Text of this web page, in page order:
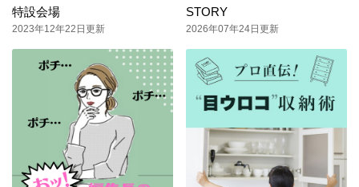
特設会場
2023年12年22日更新
STORY
2026年07年24日更新